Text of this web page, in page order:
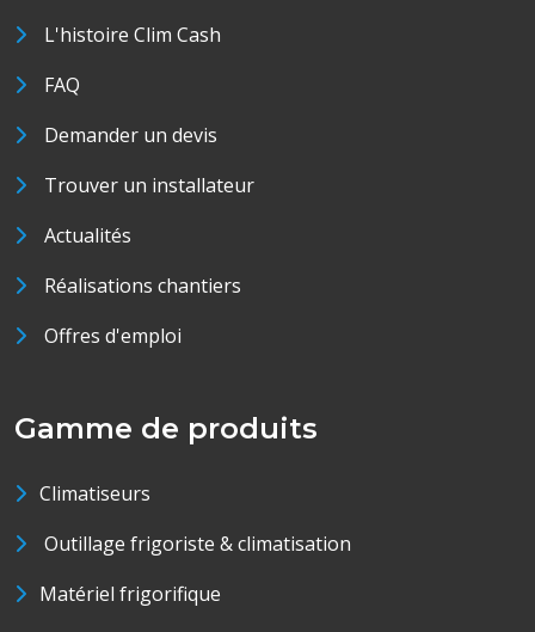
L'histoire Clim Cash
FAQ
Demander un devis
Trouver un installateur
Actualités
Réalisations chantiers
Offres d'emploi
Gamme de produits
Climatiseurs
Outillage frigoriste & climatisation
Matériel frigorifique